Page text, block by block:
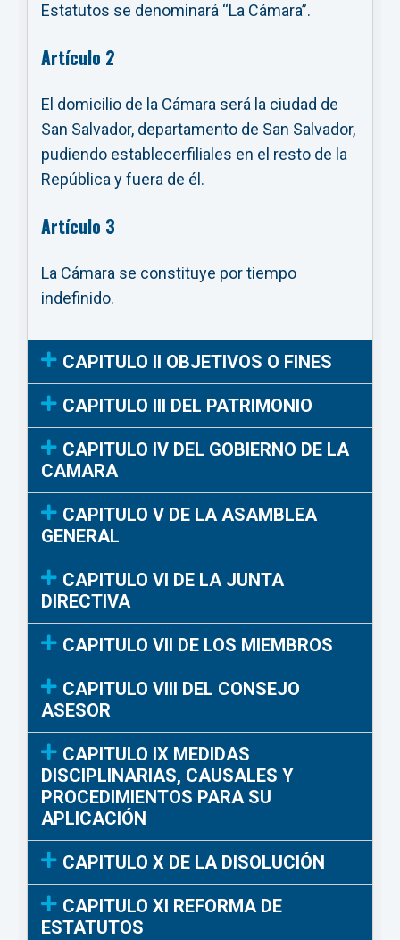
Estatutos se denominará “La Cámara”.
Artículo 2
El domicilio de la Cámara será la ciudad de
San Salvador, departamento de San Salvador,
pudiendo establecerfiliales en el resto de la
República y fuera de él.
Artículo 3
La Cámara se constituye por tiempo
indefinido.
CAPITULO II OBJETIVOS O FINES
CAPITULO III DEL PATRIMONIO
CAPITULO IV DEL GOBIERNO DE LA
CAMARA
CAPITULO V DE LA ASAMBLEA
GENERAL
CAPITULO VI DE LA JUNTA
DIRECTIVA
CAPITULO VII DE LOS MIEMBROS
CAPITULO VIII DEL CONSEJO
ASESOR
CAPITULO IX MEDIDAS
DISCIPLINARIAS, CAUSALES Y
PROCEDIMIENTOS PARA SU
APLICACIÓN
CAPITULO X DE LA DISOLUCIÓN
CAPITULO XI REFORMA DE
ESTATUTOS